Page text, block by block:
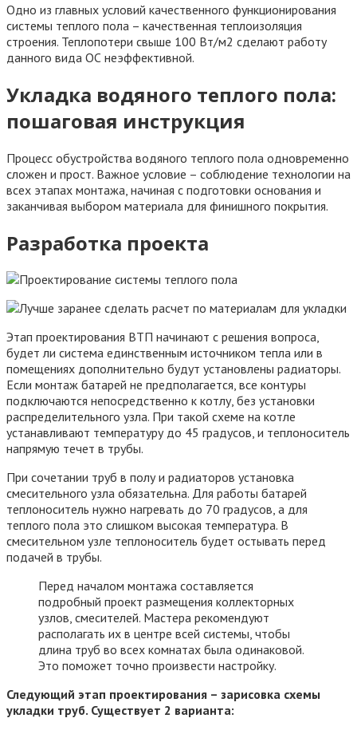
Одно из главных условий качественного функционирования
системы теплого пола – качественная теплоизоляция
строения. Теплопотери свыше 100 Вт/м2 сделают работу
данного вида ОС неэффективной.
Укладка водяного теплого пола:
пошаговая инструкция
Процесс обустройства водяного теплого пола одновременно
сложен и прост. Важное условие – соблюдение технологии на
всех этапах монтажа, начиная с подготовки основания и
заканчивая выбором материала для финишного покрытия.
Разработка проекта
Этап проектирования ВТП начинают с решения вопроса,
будет ли система единственным источником тепла или в
помещениях дополнительно будут установлены радиаторы.
Если монтаж батарей не предполагается, все контуры
подключаются непосредственно к котлу, без установки
распределительного узла. При такой схеме на котле
устанавливают температуру до 45 градусов, и теплоноситель
напрямую течет в трубы.
При сочетании труб в полу и радиаторов установка
смесительного узла обязательна. Для работы батарей
теплоноситель нужно нагревать до 70 градусов, а для
теплого пола это слишком высокая температура. В
смесительном узле теплоноситель будет остывать перед
подачей в трубы.
Перед началом монтажа составляется
подробный проект размещения коллекторных
узлов, смесителей. Мастера рекомендуют
располагать их в центре всей системы, чтобы
длина труб во всех комнатах была одинаковой.
Это поможет точно произвести настройку.
Следующий этап проектирования – зарисовка схемы
укладки труб. Существует 2 варианта: